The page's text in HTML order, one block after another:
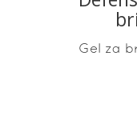
Gel za